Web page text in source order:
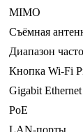
MIMO
Съёмная
Диапазон
Кнопка Wi-Fi
Gigabit Ethernet
PoE